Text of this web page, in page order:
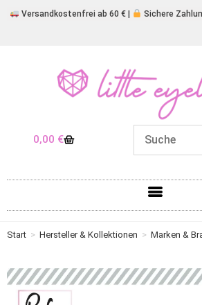
Versandkostenfrei ab 60 € | Sichere
0,00 €
Start > Hersteller & Kollektionen > Marken &